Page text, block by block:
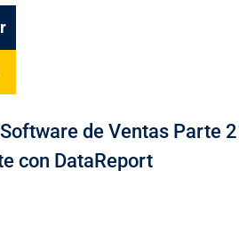
de Ventas Parte
con DataReport